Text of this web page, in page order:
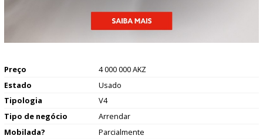
Preço
4 000 000 AKZ
Estado
Usado
Tipologia
V4
Tipo de negócio
Arrendar
Mobilada?
Parcialmente